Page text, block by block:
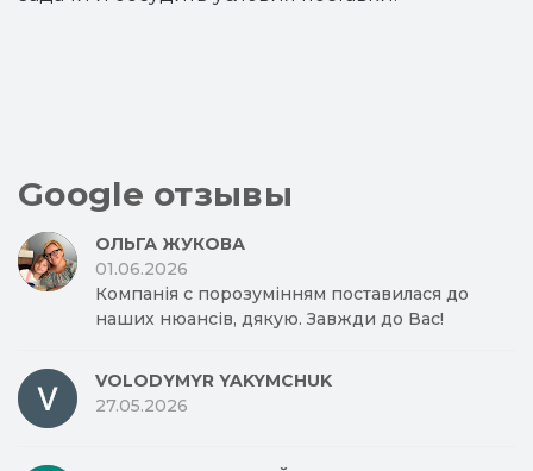
Google отзывы
ОЛЬГА ЖУКОВА
01.06.2026
Компанія с порозумінням поставилася до
наших нюансів, дякую. Завжди до Вас!
VOLODYMYR YAKYMCHUK
27.05.2026